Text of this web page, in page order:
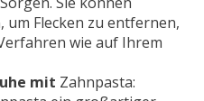
um Flecken zu entfernen,
wie auf Ihrem
mit Zahnpasta: